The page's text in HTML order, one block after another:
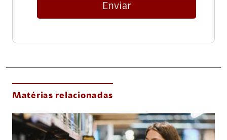
Enviar
Matérias relacionadas